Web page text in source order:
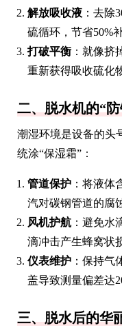
解放吸收液 ：去除
硫循环，节省50%
打破平衡 ：就像挤
重新获得吸收硫化
二、脱水机的“
潮湿环境是设备的头
统涂“保湿霜”：
管道保护 ：将液体
汽对碳钢管道的腐
风机护航 ：避免水
滴冲击产生蜂窝状
仪表维护 ：保持气
盖导致测量偏差达
三、脱水后的华